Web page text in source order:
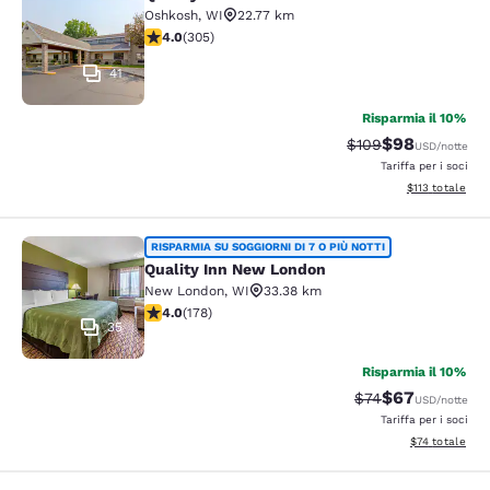
41
Oshkosh, WI
22.77 km
Valutazione di 4.01 stelle. Molto buono. 305 recensioni
4.0(305)
Risparmia il 10%
Tariffa di
$109Tariffa
$98USD/notte
Tariffa per i soci
Visualizza i
$113 totale
Quality Inn New London
35
RISPARMIA SU SOGGIORNI DI 7 O PIÙ NOTTI
Quality Inn New London
New London, WI
33.38 km
Valutazione di 4.03 stelle. Molto buono. 178 recensioni
4.0(178)
Risparmia il 10%
Tariffa di
$74Tariffa
$67USD/notte
Tariffa per i soci
Visualizza i
$74 totale